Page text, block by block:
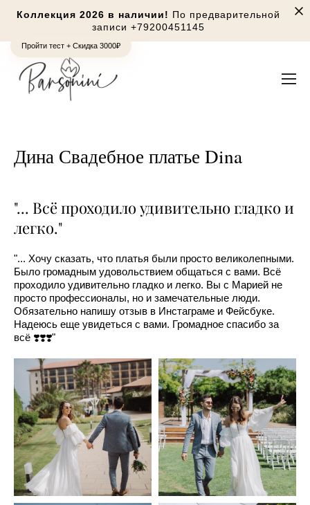
Пройти тест + Скидка 3000₽
Коллекция 2026 в наличии! По предварительной
записи +79200451145
Дина Свадебное платье Dina
"... Всё проходило удивительно гладко и
легко."
"... Хочу сказать, что платья были просто великолепными.
Было громадным удовольствием общаться с вами. Всё
проходило удивительно гладко и легко. Вы с Марией не
просто профессионалы, но и замечательные люди.
Обязательно напишу отзыв в Инстаграме и Фейсбуке.
Надеюсь еще увидеться с вами. Громадное спасибо за
всё ❣️❣️❣️"